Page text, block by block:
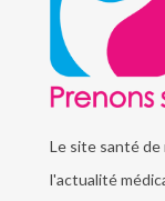
Le site santé
l'actualité